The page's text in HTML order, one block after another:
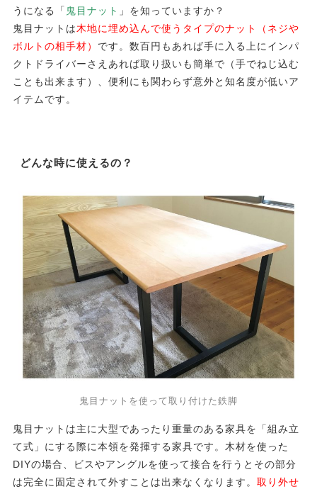
うになる「 鬼目ナット 」を知っていますか？
鬼目ナットは木地に埋め込んで使うタイプのナット（ネジや
ボルトの相手材） です。数百円もあれば手に入る上にインパ
クトドライバーさえあれば取り扱いも簡単で（手でねじ込む
ことも出来ます）、便利にも関わらず意外と知名度が低いア
イテムです。
どんな時に使えるの？
鬼目ナットを使って取り付けた鉄脚
鬼目ナットは主に大型であったり重量のある家具を「組み立
て式」にする際に本領を発揮する家具です。木材を使った
DIYの場合、ビスやアングルを使って接合を行うとその部分
は完全に固定されて外すことは出来なくなります。 取り外せ